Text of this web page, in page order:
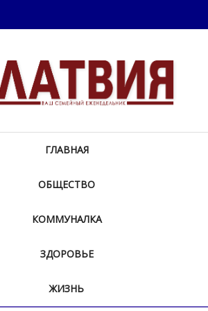
ГЛАВНАЯ
ОБЩЕСТВО
КОММУНАЛКА
ЗДОРОВЬЕ
ЖИЗНЬ